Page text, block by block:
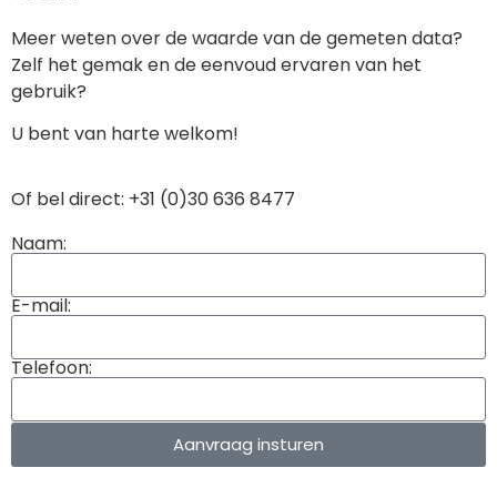
Meer weten over de waarde van de gemeten data?
Zelf het gemak en de eenvoud ervaren van het
gebruik?
U bent van harte welkom!
Of bel direct: +31 (0)30 636 8477
Naam:
E-mail:
Telefoon:
Aanvraag insturen